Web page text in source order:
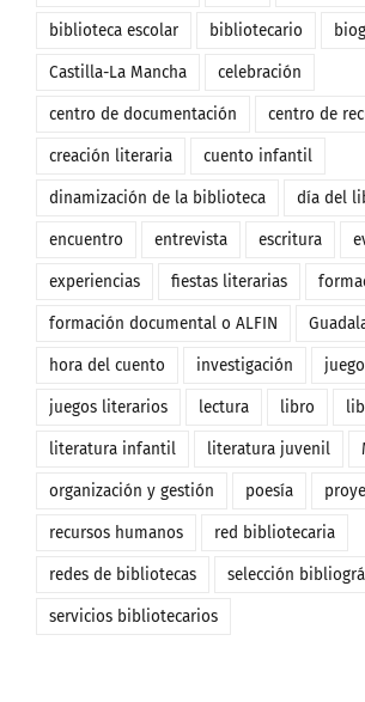
biblioteca escolar bibliotecario
Castilla-La Mancha celebración
centro de documentación centro de
creación literaria cuento infantil
dinamización de la biblioteca día del
encuentro entrevista escritura
experiencias fiestas literarias
formación documental o ALFIN
hora del cuento investigación
juegos literarios lectura libro
literatura infantil literatura juvenil
organización y gestión poesía
recursos humanos red bibliotecaria
redes de bibliotecas selección
servicios bibliotecarios